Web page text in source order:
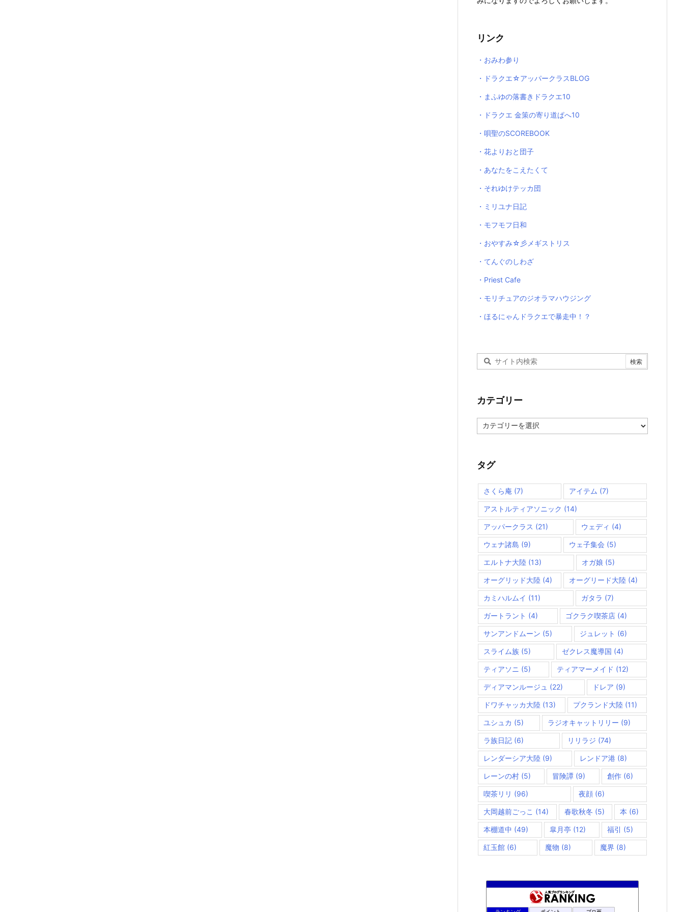
リンク
・おみわ参り
・ドラクエ☆アッパークラスBLOG
・まふゆの落書きドラクエ10
・ドラクエ 金策の寄り道ぱへ10
・唄聖のSCOREBOOK
・花よりおと団子
・あなたをこえたくて
・それゆけテッカ団
・ミリユナ日記
・モフモフ日和
・おやすみ☆彡メギストリス
・てんぐのしわざ
・Priest Cafe
・モリチュアのジオラマハウジング
・ほるにゃんドラクエで暴走中！？
カテゴリー
テ
ー
タグ
さくら庵 (7) アイテム (7)
アストルティアソニック (14)
アッパークラス (21) ウェディ (4)
ウェナ諸島 (9) ウェ子集会 (5)
エルトナ大陸 (13) オガ娘 (5)
オーグリッド大陸 (4) オーグリード大陸 (4)
カミハルムイ (11) ガタラ (7)
ガートラント (4) ゴクラク喫茶店 (4)
サンアンドムーン (5) ジュレット (6)
スライム族 (5) ゼクレス魔導国 (4)
ティアソニ (5) ティアマーメイド (12)
ディアマンルージュ (22) ドレア (9)
ドワチャッカ大陸 (13) プクランド大陸 (11)
ユシュカ (5) ラジオキャットリリー (9)
ラ族日記 (6) リリラジ (74)
レンダーシア大陸 (9) レンドア港 (8)
レーンの村 (5) 冒険譚 (9) 創作(6)
喫茶リリ (96) 夜顔(6)
大岡越前ごっこ (14) 春歌秋冬 (5) 本 (6)
本棚道中 (49) 皐月亭 (12) 福引 (5)
紅玉館 (6) 魔物 (8) 魔界 (8)